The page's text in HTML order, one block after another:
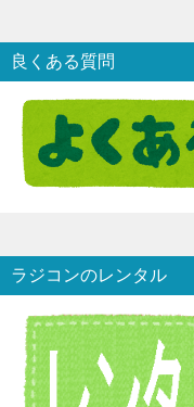
良くある質問
ラジコンのレンタル